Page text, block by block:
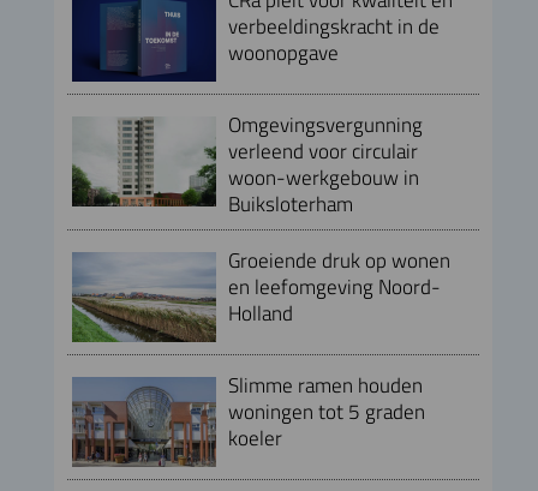
verbeeldingskracht in de
woonopgave
Omgevingsvergunning
verleend voor circulair
woon-werkgebouw in
Buiksloterham
Groeiende druk op wonen
en leefomgeving Noord-
Holland
Slimme ramen houden
woningen tot 5 graden
koeler